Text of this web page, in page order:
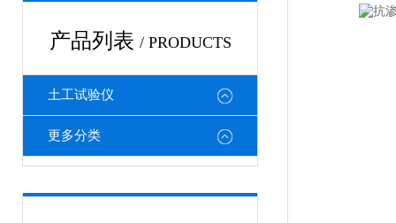
产品列表 / PRODUCTS
土工试验仪
更多分类